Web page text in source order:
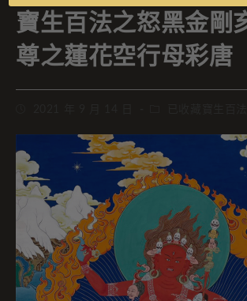
寶生百法之怒黑金剛
尊之蓮花空行母彩唐